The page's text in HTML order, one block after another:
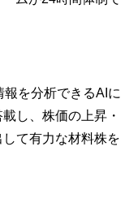
を分析できるAIに
し、株価の上昇・
て有力な材料株を